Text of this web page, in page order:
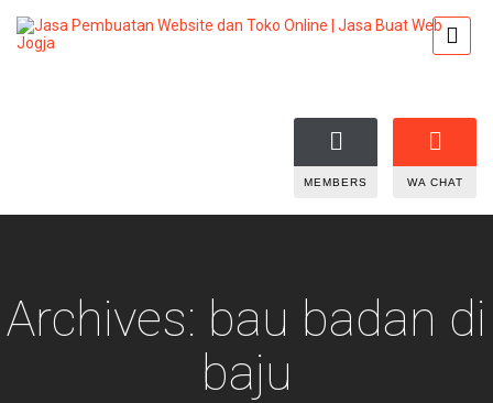
MEMBERS WA CHAT
Archives: bau badan di
baju